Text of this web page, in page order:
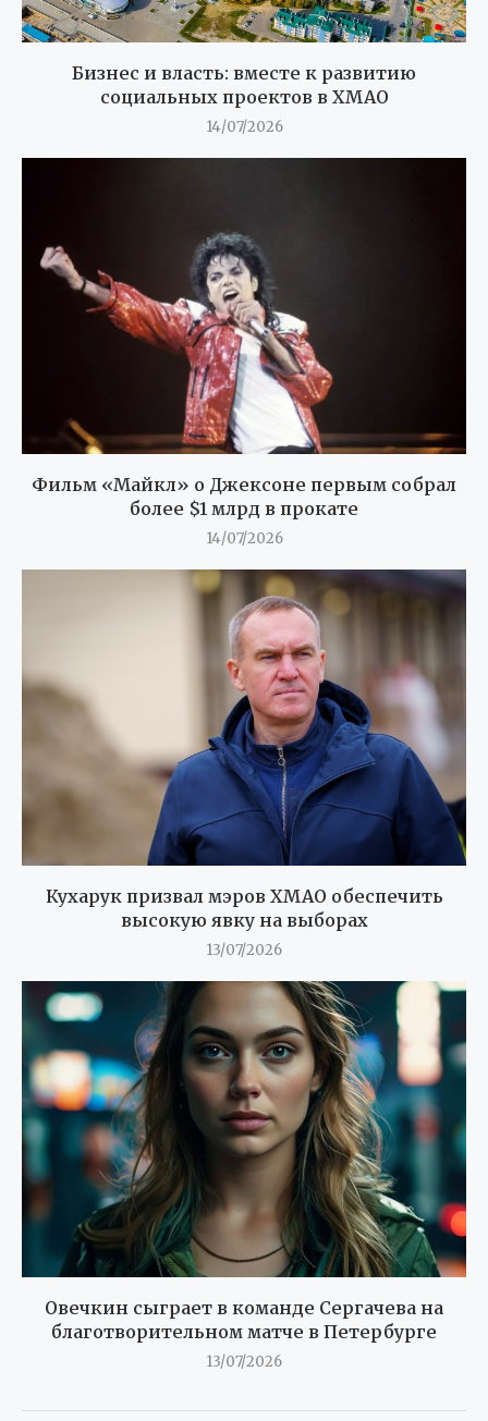
Бизнес и власть: вместе к развитию
социальных проектов в ХМАО
14/07/2026
Фильм «Майкл» о Джексоне первым собрал
более $1 млрд в прокате
14/07/2026
Кухарук призвал мэров ХМАО обеспечить
высокую явку на выборах
13/07/2026
Овечкин сыграет в команде Сергачева на
благотворительном матче в Петербурге
13/07/2026